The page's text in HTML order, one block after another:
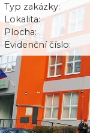
Typ zakázky:
Lokalita:
Plocha:
Evidenční číslo: